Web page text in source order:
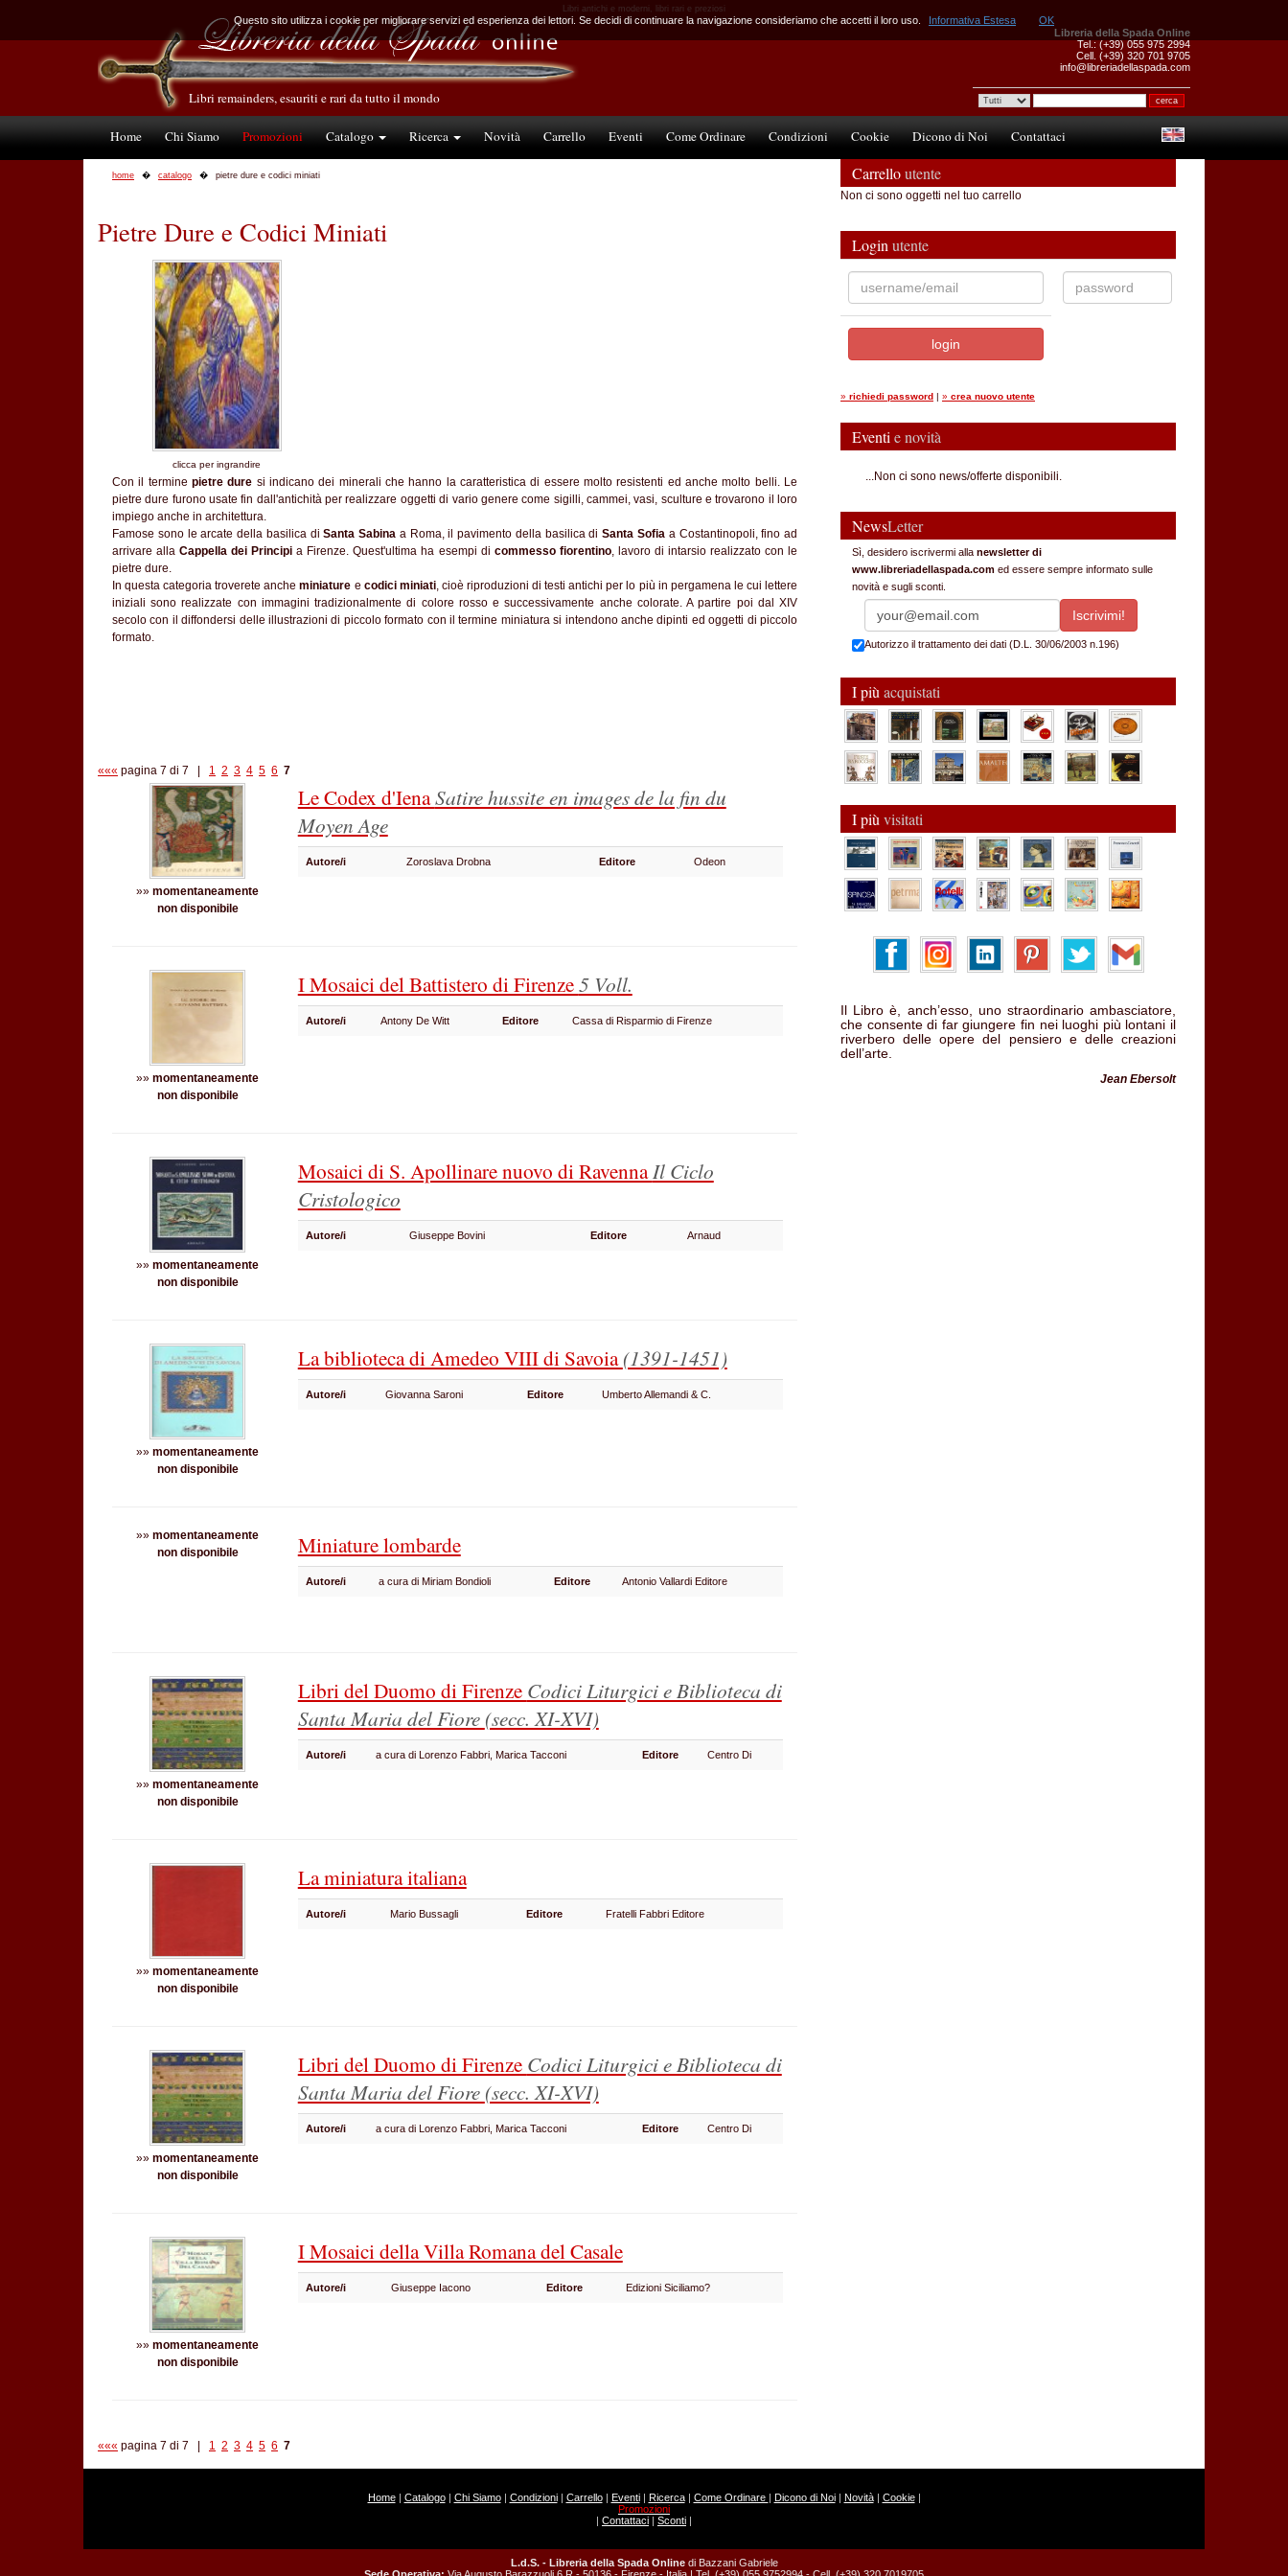
Libri antichi e moderni, libri rari e preziosi
Libreria della Spada Online
Tel.: (+39) 055 975 2994
Cell. (+39) 320 701 9705
info@libreriadellaspada.com
Libri remainders, esauriti e rari da tutto il mondo
Home Chi Siamo Promozioni Catalogo Ricerca Novità Carrello Eventi Come Ordinare Condizioni Cookie Dicono di Noi Contattaci
home catalogo pietre dure e codici miniati
Pietre Dure e Codici Miniati
clicca per ingrandire
Con il termine pietre dure si indicano dei minerali che hanno la caratteristica di essere molto resistenti ed anche molto belli. Le
pietre dure furono usate fin dall'antichità per realizzare oggetti di vario genere come sigilli, cammei, vasi, sculture e trovarono il loro
impiego anche in architettura.
Famose sono le arcate della basilica diSanta Sabina a Roma, il pavimento della basilica diSanta Sofiaa Costantinopoli, fino ad
arrivare allaCappella dei Principi a Firenze. Quest'ultima ha esempi di commesso fiorentino, lavoro di intarsio realizzato con le
pietre dure.
In questa categoria troverete ancheminiature e codici miniati, cioè riproduzioni di testi antichi per lo più in pergamena le cui lettere
iniziali sono realizzate con immagini tradizionalmente di colore rosso e successivamente anche colorate. A partire poi dal XIV
secolo con il diffondersi delle illustrazioni di piccolo formato con il termine miniatura si intendono anche dipinti ed oggetti di piccolo
formato.
««« pagina 7 di 7 | 1 2 3 4 5 6 7
»»momentaneamente
non disponibile
Le Codex d'IenaSatire hussite en images de la fin du
Moyen Age
Autore/i Zoroslava Drobna Editore Odeon
»»momentaneamente
non disponibile
I Mosaici del Battistero di Firenze5 Voll.
Autore/i Antony De Witt Editore Cassa di Risparmio di Firenze
»»momentaneamente
non disponibile
Mosaici di S. Apollinare nuovo di RavennaIl Ciclo
Cristologico
Autore/i Giuseppe Bovini Editore Arnaud
»»momentaneamente
non disponibile
La biblioteca di Amedeo VIII di Savoia(1391-1451)
Autore/i Giovanna Saroni Editore Umberto Allemandi & C.
»»momentaneamente
non disponibile
Miniature lombarde
Autore/i a cura di Miriam Bondioli Editore Antonio Vallardi Editore
»»momentaneamente
non disponibile
Libri del Duomo di Firenze Codici Liturgici e Biblioteca di
Santa Maria del Fiore (secc. XI-XVI)
Autore/i a cura di Lorenzo Fabbri, Marica Tacconi Editore Centro Di
»»momentaneamente
non disponibile
La miniatura italiana
Autore/i Mario Bussagli Editore Fratelli Fabbri Editore
»»momentaneamente
non disponibile
Libri del Duomo di Firenze Codici Liturgici e Biblioteca di
Santa Maria del Fiore (secc. XI-XVI)
Autore/i a cura di Lorenzo Fabbri, Marica Tacconi Editore Centro Di
»»momentaneamente
non disponibile
I Mosaici della Villa Romana del Casale
Autore/i Giuseppe Iacono Editore Edizioni Siciliamo?
««« pagina 7 di 7 | 1 2 3 4 5 6 7
Carrelloutente
Non ci sono oggetti nel tuo carrello
Login utente
» richiedi password | » crea nuovo utente
Eventi e novità
...Non ci sono news/offerte disponibili.
NewsLetter
Sì, desidero iscrivermi alla newsletter di
www.libreriadellaspada.com ed essere sempre informato sulle
novità e sugli sconti.
Autorizzo il trattamento dei dati (D.L. 30/06/2003 n.196)
I più acquistati
I più visitati
Il Libro è, anch’esso, uno straordinario ambasciatore,
che consente di far giungere fin nei luoghi più lontani il
riverbero delle opere del pensiero e delle creazioni
dell’arte.
Jean Ebersolt
Home| Catalogo| Chi Siamo| Condizioni| Carrello| Eventi| Ricerca| Come Ordinare | Dicono di Noi| Novità| Cookie|
Promozioni
| Contattaci | Sconti |
L.d.S. - Libreria della Spada Online di Bazzani Gabriele
Questo sito utilizza i cookie per migliorare servizi ed esperienza dei lettori. Se decidi di continuare la navigazione consideriamo che accetti il loro uso. Informativa Estesa OK